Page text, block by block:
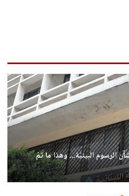
الرسوم البيئيّة... وهذا ما تمّ